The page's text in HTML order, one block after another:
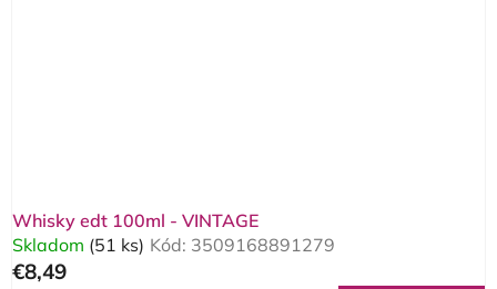
Whisky edt 100ml - VINTAGE
Skladom (51 ks) Kód: 3509168891279
€8,49